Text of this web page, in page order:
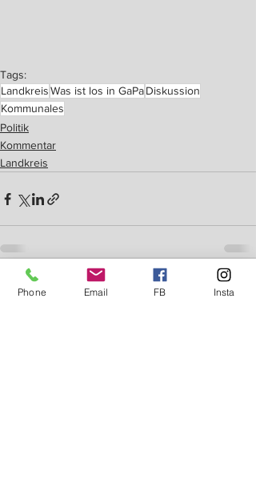
Tags:
LandkreisWas ist los in GaPaDiskussion
Kommunales
Politik
Kommentar
Landkreis
Aktuelle Beiträge Alle ansehen
Phone Email FB Insta